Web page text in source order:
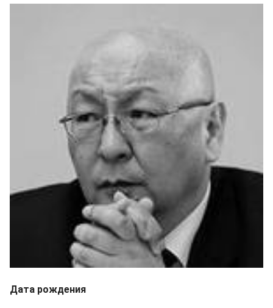
Дата рождения